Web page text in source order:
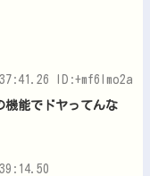
ID:+mf6Imo2a
能でドヤってんな